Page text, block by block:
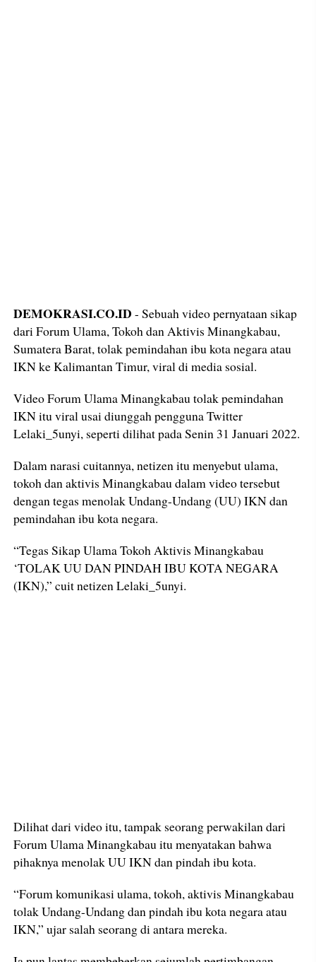
DEMOKRASI.CO.ID - Sebuah video pernyataan sikap
dari Forum Ulama, Tokoh dan Aktivis Minangkabau,
Sumatera Barat, tolak pemindahan ibu kota negara atau
IKN ke Kalimantan Timur, viral di media sosial.
Video Forum Ulama Minangkabau tolak pemindahan
IKN itu viral usai diunggah pengguna Twitter
Lelaki_5unyi, seperti dilihat pada Senin 31 Januari 2022.
Dalam narasi cuitannya, netizen itu menyebut ulama,
tokoh dan aktivis Minangkabau dalam video tersebut
dengan tegas menolak Undang-Undang (UU) IKN dan
pemindahan ibu kota negara.
“Tegas Sikap Ulama Tokoh Aktivis Minangkabau
‘TOLAK UU DAN PINDAH IBU KOTA NEGARA
(IKN),” cuit netizen Lelaki_5unyi.
Dilihat dari video itu, tampak seorang perwakilan dari
Forum Ulama Minangkabau itu menyatakan bahwa
pihaknya menolak UU IKN dan pindah ibu kota.
“Forum komunikasi ulama, tokoh, aktivis Minangkabau
tolak Undang-Undang dan pindah ibu kota negara atau
IKN,” ujar salah seorang di antara mereka.